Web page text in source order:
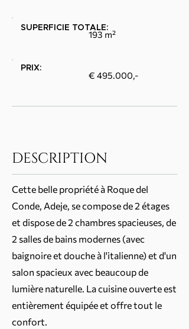
SUPERFICIE TOTALE:
193 m²
PRIX:
€ 495.000,-
DESCRIPTION
Cette belle propriété à Roque del
Conde, Adeje, se compose de 2 étages
et dispose de 2 chambres spacieuses, de
2 salles de bains modernes (avec
baignoire et douche à l'italienne) et d'un
salon spacieux avec beaucoup de
lumière naturelle. La cuisine ouverte est
entièrement équipée et offre tout le
confort.